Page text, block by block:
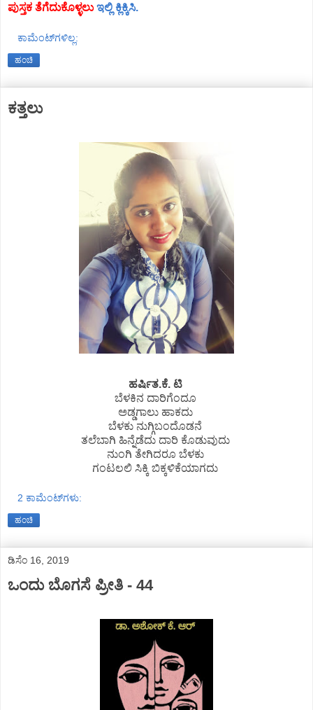
ಪುಸ್ತಕ ತೆಗೆದುಕೊಳ್ಳಲುಇಲ್ಲಿ ಕ್ಲಿಕ್ಕಿಸಿ.
ಕಾಮೆಂಟ್‌ಗಳಿಲ್ಲ:
ಹಂಚಿ
ಕತ್ತಲು
️ಹರ್ಷಿತ.ಕೆ. ಟಿ
ಬೆಳಕಿನ ದಾರಿಗೆಂದೂ
ಅಡ್ಡಗಾಲು ಹಾಕದು
ಬೆಳಕು ನುಗ್ಗಿಬಂದೊಡನೆ
ತಲೆಬಾಗಿ ಹಿನ್ನೆಡೆದು ದಾರಿ ಕೊಡುವುದು
ನುಂಗಿ ತೇಗಿದರೂ ಬೆಳಕು
ಗಂಟಲಲಿ ಸಿಕ್ಕಿ ಬಿಕ್ಕಳಿಕೆಯಾಗದು
2 ಕಾಮೆಂಟ್‌ಗಳು:
ಹಂಚಿ
ಡಿಸೆಂ 16, 2019
ಒಂದು ಬೊಗಸೆ ಪ್ರೀತಿ - 44